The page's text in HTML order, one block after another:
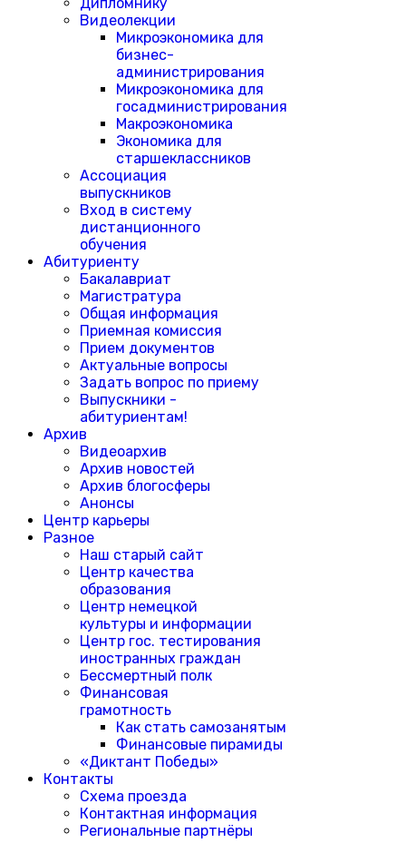
Видеолекции
Микроэкономика для
бизнес-
администрирования
Микроэкономика для
госадминистрирования
Макроэкономика
Экономика для
старшеклассников
Ассоциация
выпускников
Вход в систему
дистанционного
обучения
Абитуриенту
Бакалавриат
Магистратура
Общая информация
Приемная комиссия
Прием документов
Актуальные вопросы
Задать вопрос по приему
Выпускники -
абитуриентам!
Архив
Видеоархив
Архив новостей
Архив блогосферы
Анонсы
Центр карьеры
Разное
Наш старый сайт
Центр качества
образования
Центр немецкой
культуры и информации
Центр гос. тестирования
иностранных граждан
Бессмертный полк
Финансовая
грамотность
Как стать самозанятым
Финансовые пирамиды
«Диктант Победы»
Контакты
Схема проезда
Контактная информация
Региональные партнёры